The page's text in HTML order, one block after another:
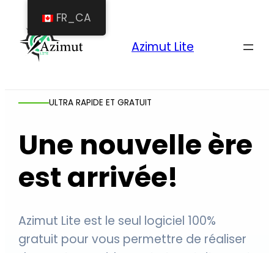
Azimut Lite
ULTRA RAPIDE ET GRATUIT
Une nouvelle ère
est arrivée!
Azimut Lite est le seul logiciel 100%
gratuit pour vous permettre de réaliser
FR_CA